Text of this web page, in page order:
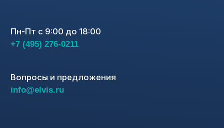
© АО «ЭЛВИС-ПЛЮС», 1991-2025